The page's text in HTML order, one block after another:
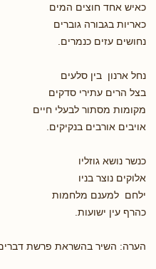
כאיש אחד חוצים המים
כאריות בגבורה גוברים
נחושים עזים כנמרים.
נחל ארנון בין סלעים
בצל הרים עתירי סדקים
מקומות מסתור לבעלי חיים
אויבים אורבים בנקיקים.
כנשר נושא גוזליו
אלוקים נוצר בניו
ילחם למענם מלחמות
כהרף עין ישועות.
הערה: השיר בהשראת פרשת